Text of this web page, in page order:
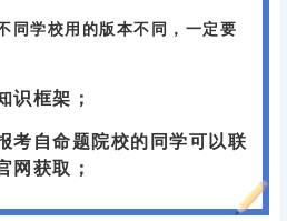
同学校用的版本不同，一定要
识框架；
考自命题院校的同学可以联
网获取；